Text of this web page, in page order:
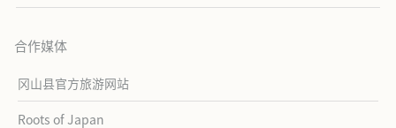
合作媒体
冈山县官方旅游网站
Roots of Japan